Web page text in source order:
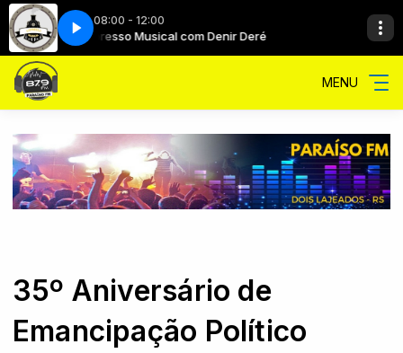
08:00 - 12:00
Expresso Musical com Denir Deré
As Velinhas com Denir Deré
MENU
35º Aniversário de
Emancipação Político